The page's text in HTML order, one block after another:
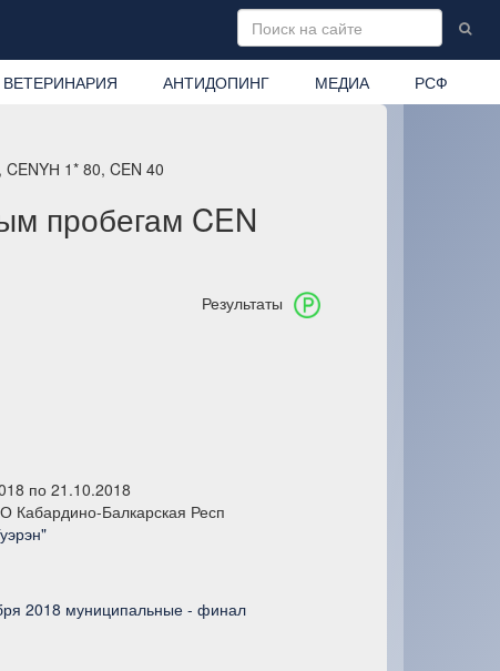
ВЕТЕРИНАРИЯ АНТИДОПИНГ МЕДИА РСФ
1* 80, CEN 40
пробегам CEN
Результаты
по 21.10.2018
Кабардино-Балкарская Респ
2018 муниципальные - финал